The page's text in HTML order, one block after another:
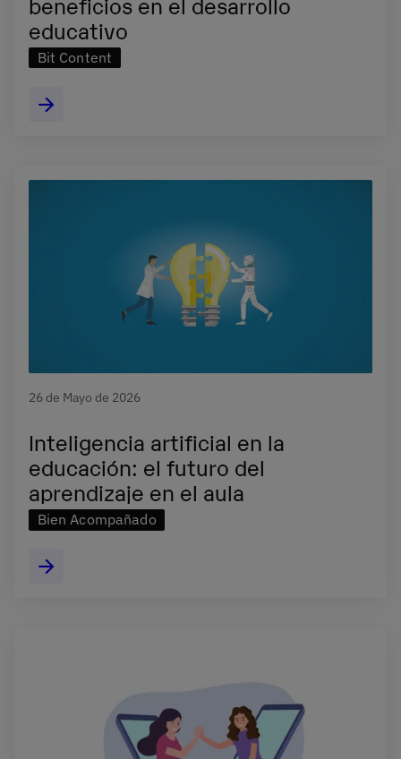
educativo
Bit Content
26 de Mayo de 2026
Inteligencia artificial en la
educación: el futuro del
aprendizaje en el aula
Bien Acompañado